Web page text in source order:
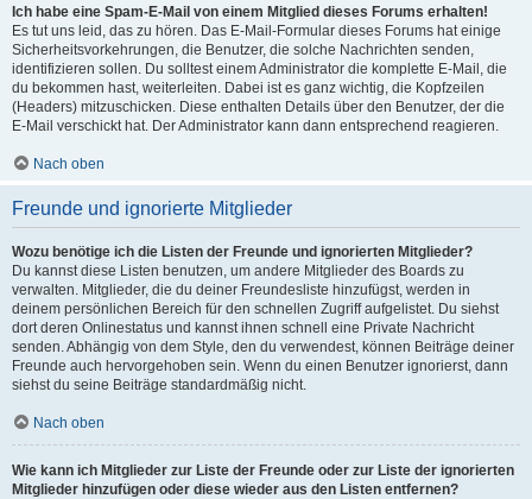
Ich habe eine Spam-E-Mail von einem Mitglied dieses Forums erhalten!
Es tut uns leid, das zu hören. Das E-Mail-Formular dieses Forums hat einige
Sicherheitsvorkehrungen, die Benutzer, die solche Nachrichten senden,
identifizieren sollen. Du solltest einem Administrator die komplette E-Mail, die
du bekommen hast, weiterleiten. Dabei ist es ganz wichtig, die Kopfzeilen
(Headers) mitzuschicken. Diese enthalten Details über den Benutzer, der die
E-Mail verschickt hat. Der Administrator kann dann entsprechend reagieren.
Nach oben
Freunde und ignorierte Mitglieder
Wozu benötige ich die Listen der Freunde und ignorierten Mitglieder?
Du kannst diese Listen benutzen, um andere Mitglieder des Boards zu
verwalten. Mitglieder, die du deiner Freundesliste hinzufügst, werden in
deinem persönlichen Bereich für den schnellen Zugriff aufgelistet. Du siehst
dort deren Onlinestatus und kannst ihnen schnell eine Private Nachricht
senden. Abhängig von dem Style, den du verwendest, können Beiträge deiner
Freunde auch hervorgehoben sein. Wenn du einen Benutzer ignorierst, dann
siehst du seine Beiträge standardmäßig nicht.
Nach oben
Wie kann ich Mitglieder zur Liste der Freunde oder zur Liste der ignorierten
Mitglieder hinzufügen oder diese wieder aus den Listen entfernen?